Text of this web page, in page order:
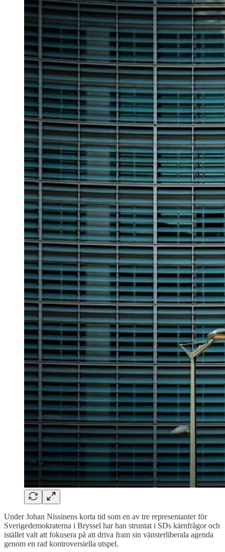
Under Johan Nissinens korta tid som en av tre representanter för
Sverigedemokraterna i Bryssel har han struntat i SDs kärnfrågor och
istället valt att fokusera på att driva fram sin vänsterliberala agenda
genom en rad kontroversiella utspel.